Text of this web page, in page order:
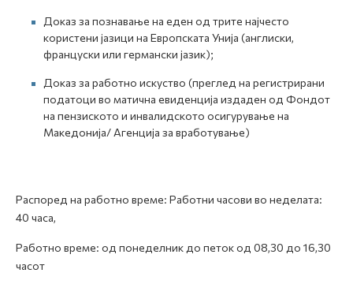
Доказ за познавање на еден од трите најчесто
користени јазици на Европската Унија (англиски,
француски или германски јазик);
Доказ за работно искуство (преглед на регистрирани
податоци во матична евиденција издаден од Фондот
на пензиското и инвалидското осигурување на
Македонија/ Агенција за вработување)
Распоред на работно време: Работни часови во неделата:
40 часа,
Работно време: од понеделник до петок од 08,30 до 16,30
часот